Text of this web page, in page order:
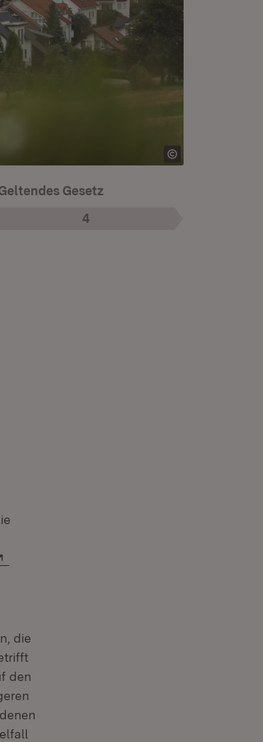
4
Gesetz
Fenster)
die
den